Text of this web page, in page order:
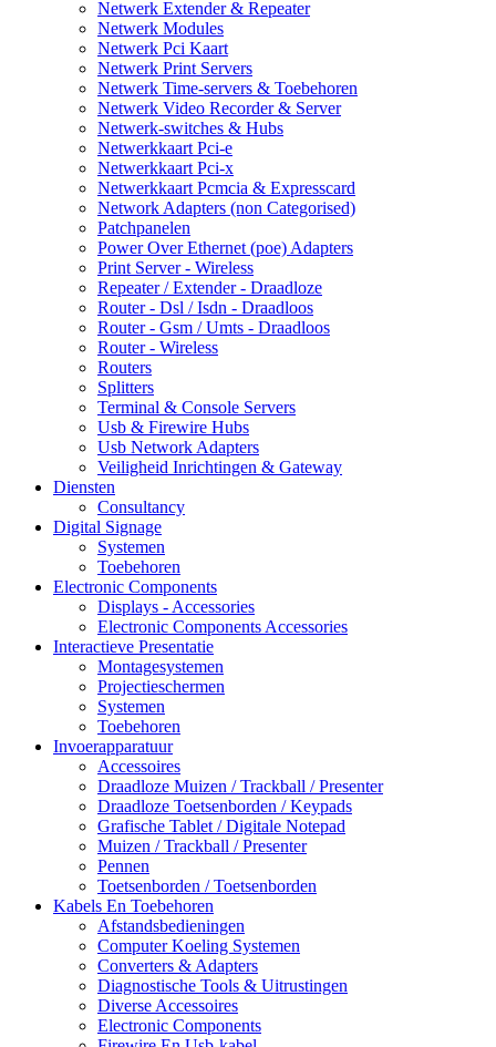
Netwerk Extender & Repeater
Netwerk Modules
Netwerk Pci Kaart
Netwerk Print Servers
Netwerk Time-servers & Toebehoren
Netwerk Video Recorder & Server
Netwerk-switches & Hubs
Netwerkkaart Pci-e
Netwerkkaart Pci-x
Netwerkkaart Pcmcia & Expresscard
Network Adapters (non Categorised)
Patchpanelen
Power Over Ethernet (poe) Adapters
Print Server - Wireless
Repeater / Extender - Draadloze
Router - Dsl / Isdn - Draadloos
Router - Gsm / Umts - Draadloos
Router - Wireless
Routers
Splitters
Terminal & Console Servers
Usb & Firewire Hubs
Usb Network Adapters
Veiligheid Inrichtingen & Gateway
Diensten
Consultancy
Digital Signage
Systemen
Toebehoren
Electronic Components
Displays - Accessories
Electronic Components Accessories
Interactieve Presentatie
Montagesystemen
Projectieschermen
Systemen
Toebehoren
Invoerapparatuur
Accessoires
Draadloze Muizen / Trackball / Presenter
Draadloze Toetsenborden / Keypads
Grafische Tablet / Digitale Notepad
Muizen / Trackball / Presenter
Pennen
Toetsenborden / Toetsenborden
Kabels En Toebehoren
Afstandsbedieningen
Computer Koeling Systemen
Converters & Adapters
Diagnostische Tools & Uitrustingen
Diverse Accessoires
Electronic Components